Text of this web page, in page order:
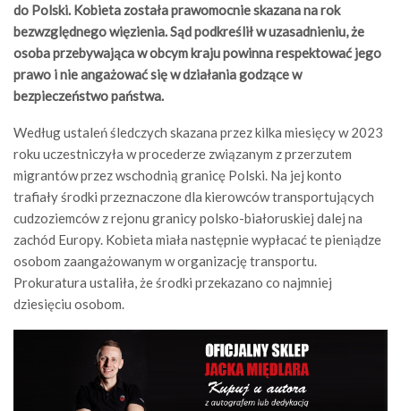
do Polski. Kobieta została prawomocnie skazana na rok
bezwzględnego więzienia. Sąd podkreślił w uzasadnieniu, że
osoba przebywająca w obcym kraju powinna respektować jego
prawo i nie angażować się w działania godzące w
bezpieczeństwo państwa.
Według ustaleń śledczych skazana przez kilka miesięcy w 2023
roku uczestniczyła w procederze związanym z przerzutem
migrantów przez wschodnią granicę Polski. Na jej konto
trafiały środki przeznaczone dla kierowców transportujących
cudzoziemców z rejonu granicy polsko-białoruskiej dalej na
zachód Europy. Kobieta miała następnie wypłacać te pieniądze
osobom zaangażowanym w organizację transportu.
Prokuratura ustaliła, że środki przekazano co najmniej
dziesięciu osobom.